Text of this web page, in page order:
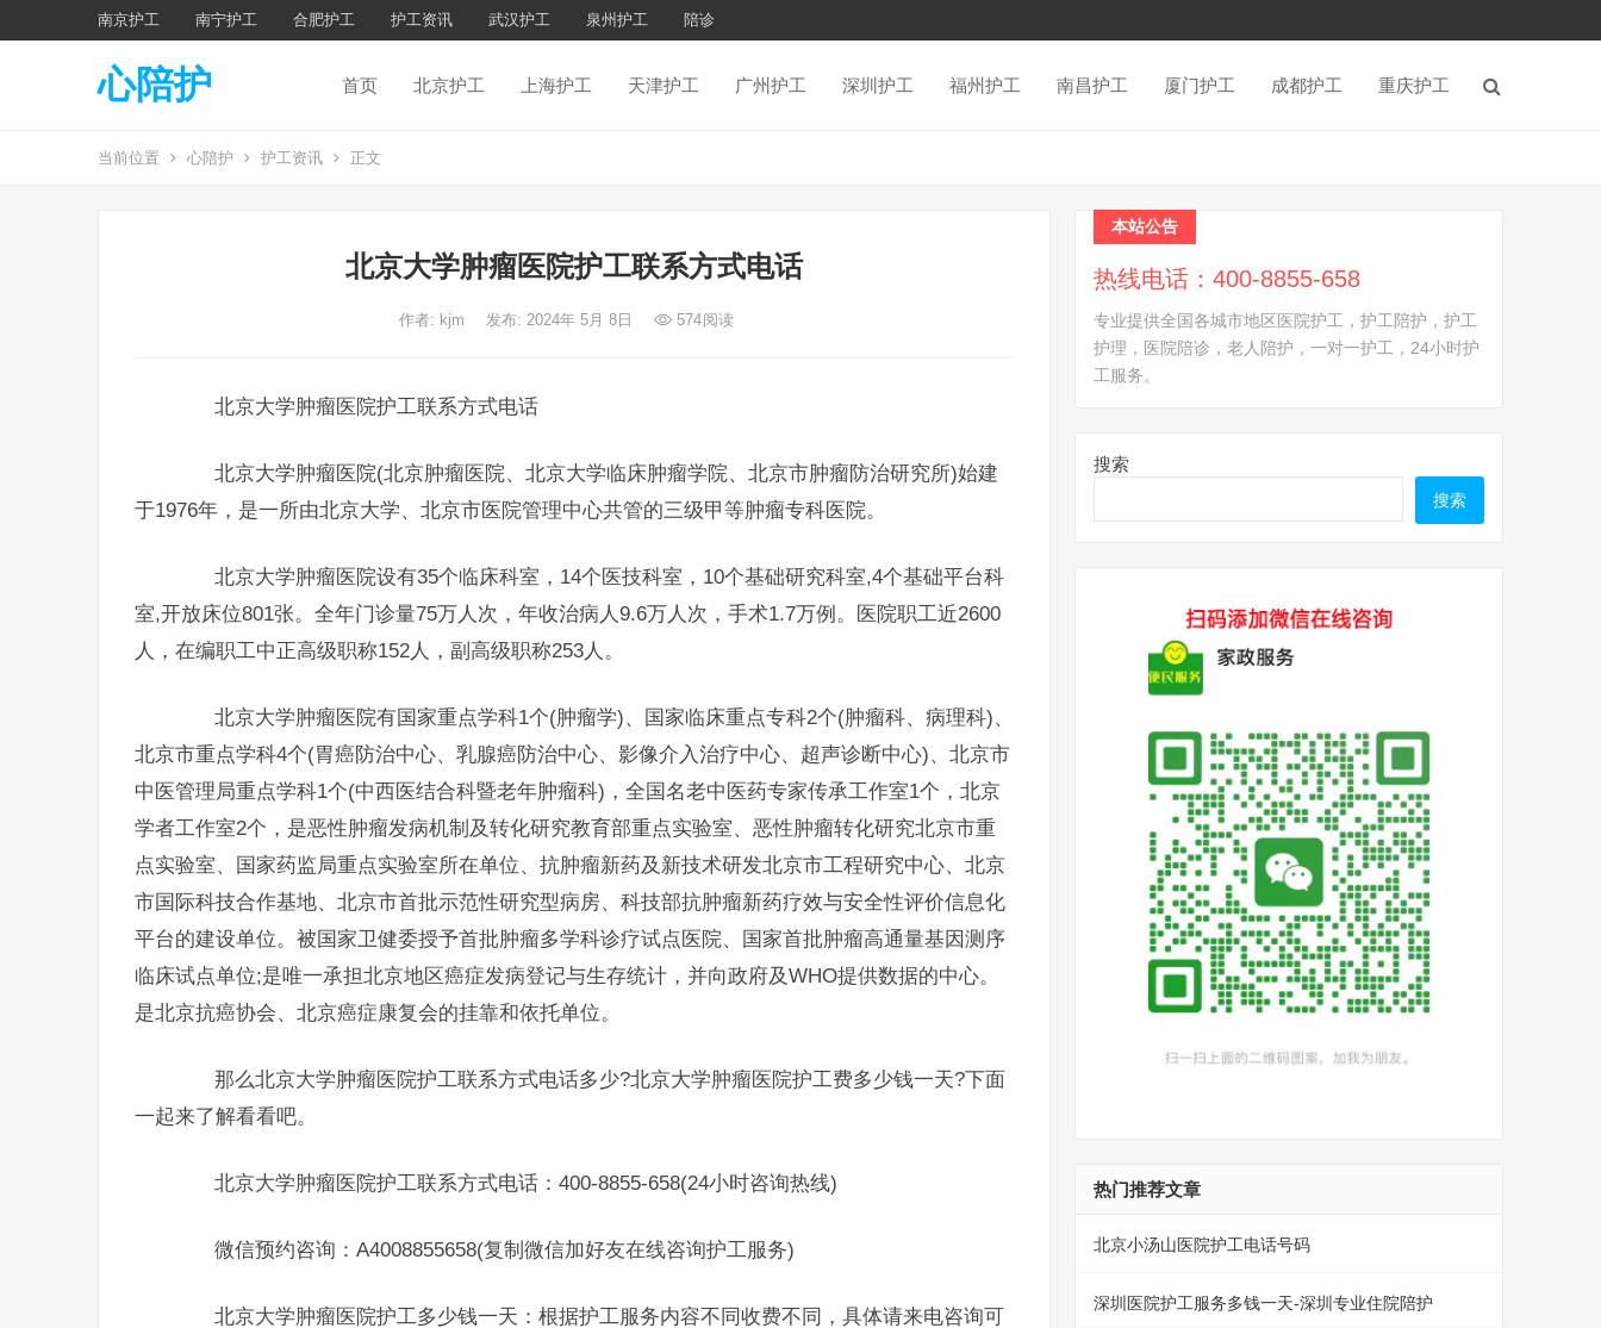
南京护工 南宁护工 合肥护工 护工资讯 武汉护工 泉州护工 陪诊
心陪护 首页 北京护工 上海护工 天津护工 广州护工 深圳护工 福州护工 南昌护工 厦门护工 成都护工 重庆护工
当前位置 心陪护 护工资讯 正文
北京大学肿瘤医院护工联系方式电话
作者: kjm 发布: 2024年 5月 8日 574阅读
北京大学肿瘤医院护工联系方式电话
北京大学肿瘤医院(北京肿瘤医院、北京大学临床肿瘤学院、北京市肿瘤防治研究所)始建
于1976年，是一所由北京大学、北京市医院管理中心共管的三级甲等肿瘤专科医院。
北京大学肿瘤医院设有35个临床科室，14个医技科室，10个基础研究科室,4个基础平台科
室,开放床位801张。全年门诊量75万人次，年收治病人9.6万人次，手术1.7万例。医院职工近2600
人，在编职工中正高级职称152人，副高级职称253人。
北京大学肿瘤医院有国家重点学科1个(肿瘤学)、国家临床重点专科2个(肿瘤科、病理科)、
北京市重点学科4个(胃癌防治中心、乳腺癌防治中心、影像介入治疗中心、超声诊断中心)、北京市
中医管理局重点学科1个(中西医结合科暨老年肿瘤科)，全国名老中医药专家传承工作室1个，北京
学者工作室2个，是恶性肿瘤发病机制及转化研究教育部重点实验室、恶性肿瘤转化研究北京市重
点实验室、国家药监局重点实验室所在单位、抗肿瘤新药及新技术研发北京市工程研究中心、北京
市国际科技合作基地、北京市首批示范性研究型病房、科技部抗肿瘤新药疗效与安全性评价信息化
平台的建设单位。被国家卫健委授予首批肿瘤多学科诊疗试点医院、国家首批肿瘤高通量基因测序
临床试点单位;是唯一承担北京地区癌症发病登记与生存统计，并向政府及WHO提供数据的中心。
是北京抗癌协会、北京癌症康复会的挂靠和依托单位。
那么北京大学肿瘤医院护工联系方式电话多少?北京大学肿瘤医院护工费多少钱一天?下面
一起来了解看看吧。
北京大学肿瘤医院护工联系方式电话：400-8855-658(24小时咨询热线)
微信预约咨询：A4008855658(复制微信加好友在线咨询护工服务)
北京大学肿瘤医院护工多少钱一天：根据护工服务内容不同收费不同，具体请来电咨询可
本站公告
热线电话：400-8855-658
专业提供全国各城市地区医院护工，护工陪护，护工
护理，医院陪诊，老人陪护，一对一护工，24小时护
工服务。
搜索
搜索
热门推荐文章
北京小汤山医院护工电话号码
深圳医院护工服务多钱一天-深圳专业住院陪护